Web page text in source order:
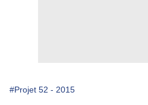
#Projet 52 - 2015